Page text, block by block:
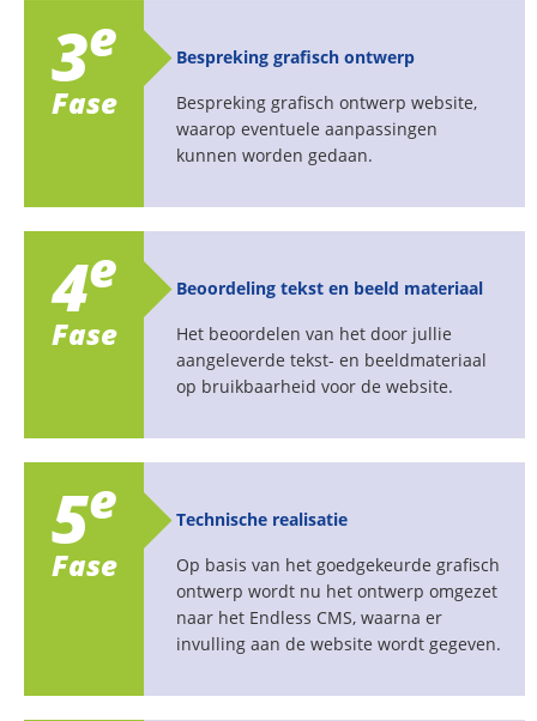
3e
Fase
Bespreking grafisch ontwerp
Bespreking grafisch ontwerp website,
waarop eventuele aanpassingen
kunnen worden gedaan.
4e
Fase
Beoordeling tekst en beeld materiaal
Het beoordelen van het door jullie
aangeleverde tekst- en beeldmateriaal
op bruikbaarheid voor de website.
5e
Fase
Technische realisatie
Op basis van het goedgekeurde grafisch
ontwerp wordt nu het ontwerp omgezet
naar het Endless CMS, waarna er
invulling aan de website wordt gegeven.